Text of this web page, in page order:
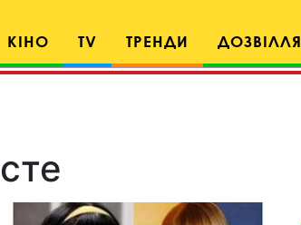
КІНО TV ТРЕНДИ ДОЗВІЛЛЯ